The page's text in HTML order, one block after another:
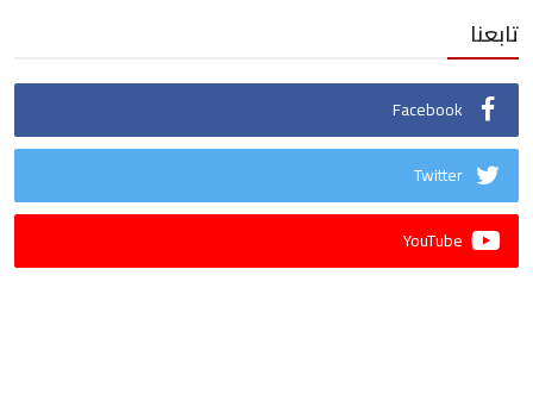
تابعنا
Facebook
Twitter
YouTube